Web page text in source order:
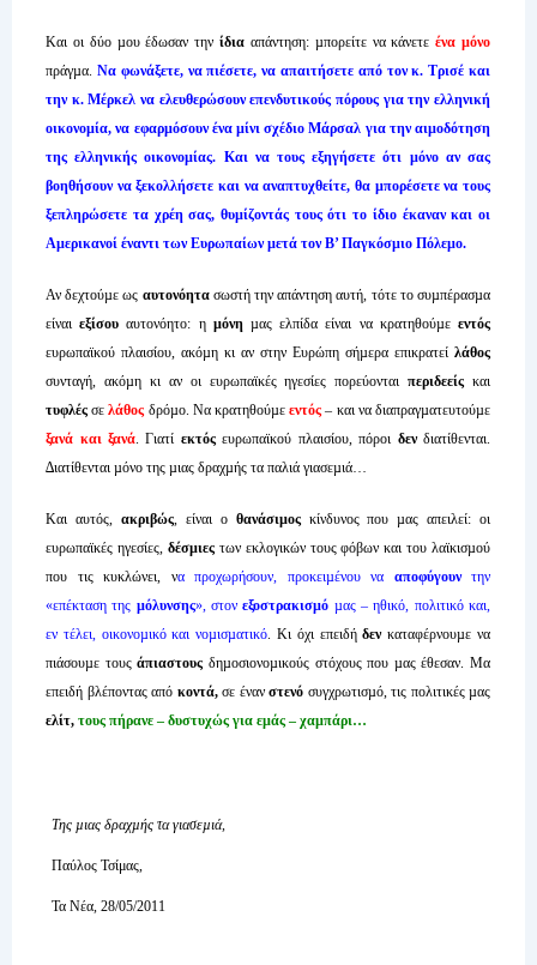
Και οι δύο µου έδωσαν την ίδια απάντηση: µπορείτε να κάνετεένα µόνο
πράγµα. Να φωνάξετε, να πιέσετε, να απαιτήσετε από τον κ. Τρισέ και
την κ. Μέρκελ να ελευθερώσουν επενδυτικούς πόρους για την ελληνική
οικονοµία, να εφαρµόσουν ένα µίνι σχέδιο Μάρσαλ για την αιµοδότηση
της ελληνικής οικονοµίας. Και να τους εξηγήσετε ότι µόνο αν σας
βοηθήσουν να ξεκολλήσετε και να αναπτυχθείτε, θα µπορέσετε να τους
ξεπληρώσετε τα χρέη σας, θυµίζοντάς τους ότι το ίδιο έκαναν και οι
Αµερικανοί έναντι των Ευρωπαίων µετά τον Β’ Παγκόσµιο Πόλεµο.
Αν δεχτούµε ως αυτονόητα σωστή την απάντηση αυτή, τότε το συµπέρασµα
είναιεξίσουαυτονόητο: ηµόνηµας ελπίδα είναι να κρατηθούµεεντός
ευρωπαϊκού πλαισίου, ακόµη κι αν στην Ευρώπη σήµερα επικρατείλάθος
συνταγή, ακόµη κι αν οι ευρωπαϊκές ηγεσίες πορεύονταιπεριδεείςκαι
τυφλές σελάθος δρόµο. Να κρατηθούµεεντός – και να διαπραγµατευτούµε
ξανά και ξανά. Γιατί εκτόςευρωπαϊκού πλαισίου, πόροι δενδιατίθενται.
∆ιατίθενται µόνο της µιας δραχµής τα παλιά γιασεµιά…
Και αυτός, ακριβώς, είναι ο θανάσιµος κίνδυνος που µας απειλεί: οι
ευρωπαϊκές ηγεσίες, δέσµιες των εκλογικών τους φόβων και του λαϊκισµού
που τις κυκλώνει, να προχωρήσουν, προκειµένου να αποφύγουντην
«επέκταση της µόλυνσης», στονεξοστρακισµό µας – ηθικό, πολιτικό και,
εν τέλει, οικονοµικό και νοµισµατικό. Κι όχι επειδήδενκαταφέρνουµε να
πιάσουµε τουςάπιαστους δηµοσιονοµικούς στόχους που µας έθεσαν. Μα
επειδή βλέποντας από κοντά,σε ένανστενό συγχρωτισµό, τις πολιτικές µας
ελίτ, τους πήρανε – δυστυχώς για εµάς – χαµπάρι…
Της µιας δραχµής τα γιασεµιά,
Παύλος Τσίμας,
Τα Νέα, 28/05/2011